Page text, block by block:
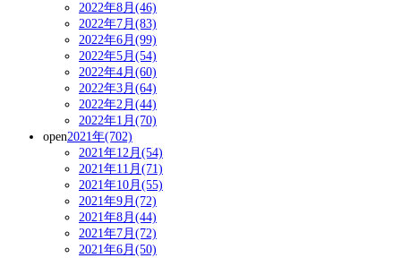
2022年8月(46)
2022年7月(83)
2022年6月(99)
2022年5月(54)
2022年4月(60)
2022年3月(64)
2022年2月(44)
2022年1月(70)
open2021年(702)
2021年12月(54)
2021年11月(71)
2021年10月(55)
2021年9月(72)
2021年8月(44)
2021年7月(72)
2021年6月(50)